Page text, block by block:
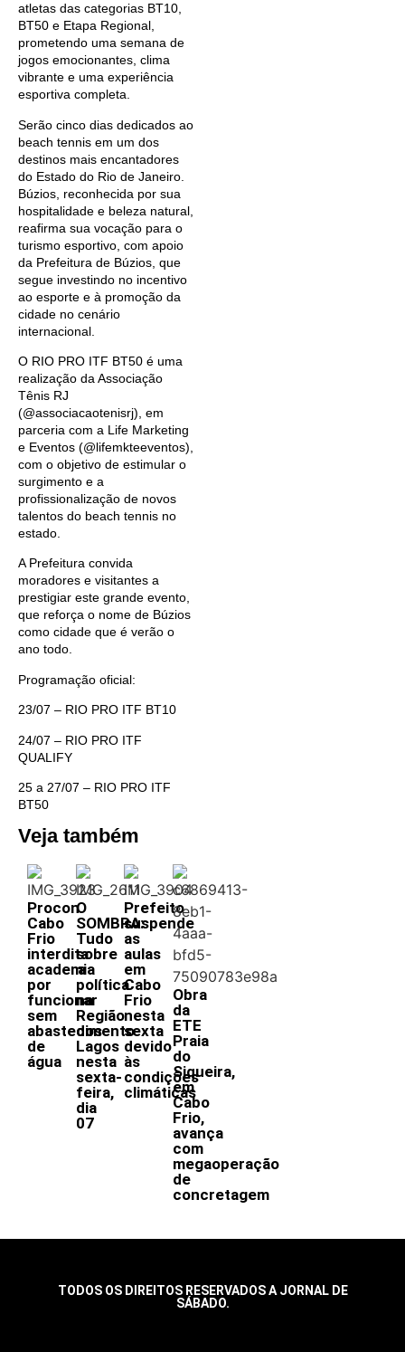
atletas das categorias BT10,
BT50 e Etapa Regional,
prometendo uma semana de
jogos emocionantes, clima
vibrante e uma experiência
esportiva completa.
Serão cinco dias dedicados ao
beach tennis em um dos
destinos mais encantadores
do Estado do Rio de Janeiro.
Búzios, reconhecida por sua
hospitalidade e beleza natural,
reafirma sua vocação para o
turismo esportivo, com apoio
da Prefeitura de Búzios, que
segue investindo no incentivo
ao esporte e à promoção da
cidade no cenário
internacional.
O RIO PRO ITF BT50 é uma
realização da Associação
Tênis RJ
(@associacaotenisrj), em
parceria com a Life Marketing
e Eventos (@lifemkteeventos),
com o objetivo de estimular o
surgimento e a
profissionalização de novos
talentos do beach tennis no
estado.
A Prefeitura convida
moradores e visitantes a
prestigiar este grande evento,
que reforça o nome de Búzios
como cidade que é verão o
ano todo.
Programação oficial:
23/07 – RIO PRO ITF BT10
24/07 – RIO PRO ITF
QUALIFY
25 a 27/07 – RIO PRO ITF
BT50
Veja também
Procon
Cabo
Frio
interdita
academia
por
funcionar
sem
abastecimento
de
água
O
SOMBRA:
Tudo
sobre
a
política
na
Região
dos
Lagos
nesta
sexta-
feira,
dia
07
Prefeito
suspende
as
aulas
em
Cabo
Frio
nesta
sexta
devido
às
condições
climáticas
Obra
da
ETE
Praia
do
Siqueira,
em
Cabo
Frio,
avança
com
megaoperação
de
concretagem
TODOS OS DIREITOS RESERVADOS A JORNAL DE
SÁBADO.